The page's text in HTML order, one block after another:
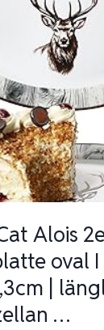
USTIC T
ESTSIEGER, H
OCHWERTIGE L
ANDHAUSSTIL S
TEINGUT S
ERVIERPLATTE,…
Alois
oval I
|
…